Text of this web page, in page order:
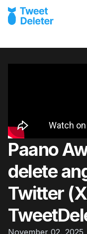
Paano
delete
Twitter
November 02, 2025